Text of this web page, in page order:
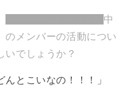
中
のメンバーの活動につい
いでしょうか？
んとこいなの！！！」